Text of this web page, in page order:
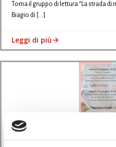
Torna il gruppo di lettura “La strada
Biagio di […]
Leggi di più